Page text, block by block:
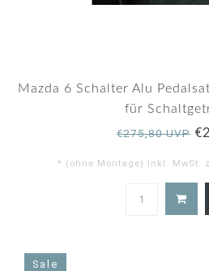
Mazda 6 Schalter Alu
für
€275,80 UVP
* (ohne Montage) Inkl. MwSt.
Sale